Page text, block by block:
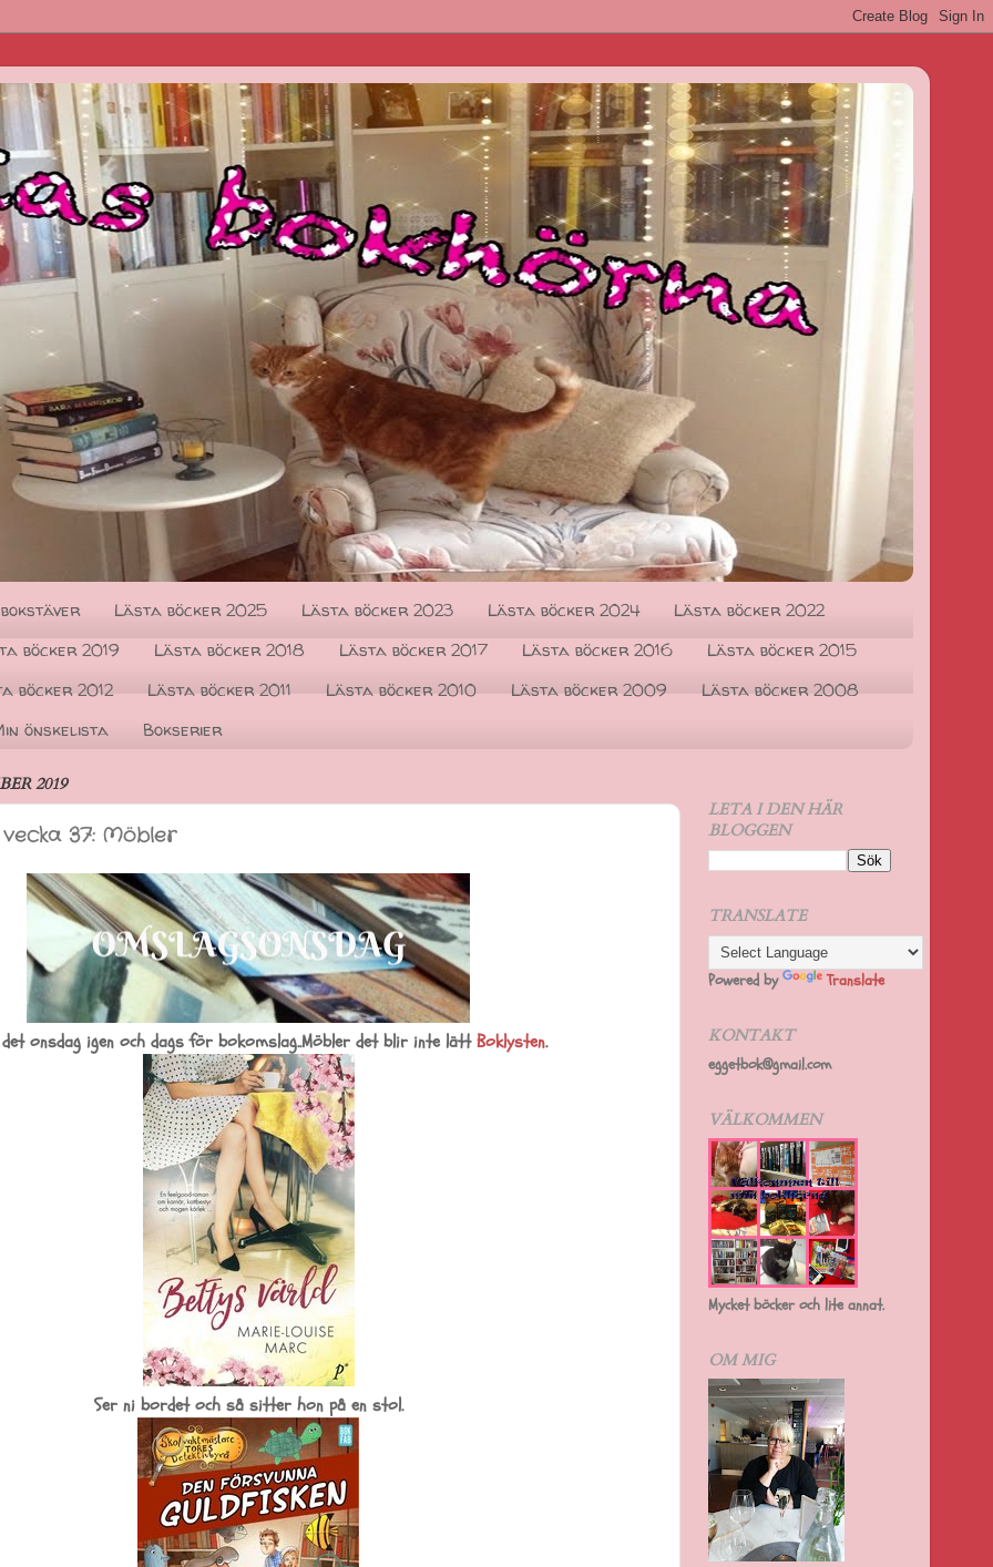
Lästa böcker 2025 Lästa böcker 2023 Lästa böcker 2024
Lästa böcker 2022
böcker 2019 Lästa böcker 2018 Lästa böcker 2017 Lästa böcker 2016
Lästa böcker 2015
böcker 2012 Lästa böcker 2011 Lästa böcker 2010 Lästa böcker 2009
Lästa böcker 2008
önskelista Bokserier
2019
37: Möbler
onsdag igen och dags för bokomslag..Möbler det blir inte lättBoklysten.
Ser ni bordet och så sitter hon på en stol.
LETA I DEN HÄR
BLOGGEN
TRANSLATE
Powered by Translate
KONTAKT
eggetbok@gmail.com
VÄLKOMMEN
Mycket böcker och lite annat.
OM MIG